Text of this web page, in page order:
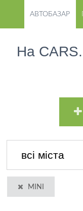
АВТОБАЗАР
На
MINI